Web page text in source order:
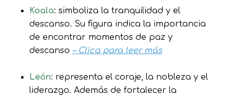
Koala: simboliza la tranquilidad y el
descanso. Su figura indica la importancia
de encontrar momentos de paz y
descanso – Clica para leer más
León: representa el coraje, la nobleza y el
liderazgo. Además de fortalecer la